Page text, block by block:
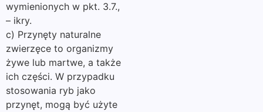
wymienionych w pkt. 3.7.,
– ikry.
c) Przynęty naturalne
zwierzęce to organizmy
żywe lub martwe, a także
ich części. W przypadku
stosowania ryb jako
przynęt, mogą być użyte